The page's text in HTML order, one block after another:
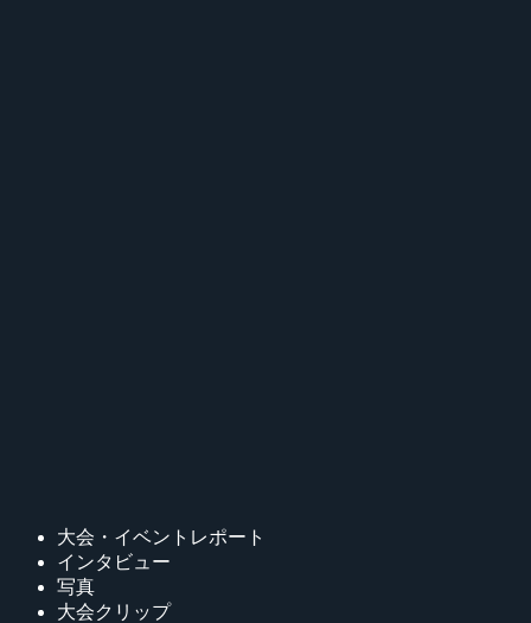
大会・イベントレポート
インタビュー
写真
大会クリップ